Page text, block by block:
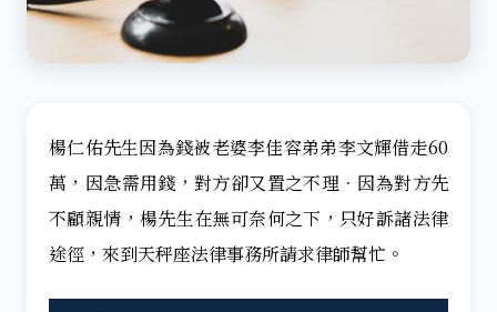
楊仁佑先生因為錢被老婆李佳容弟弟李文輝借走60
萬，因急需用錢，對方卻又置之不理．因為對方先
不顧親情，楊先生在無可奈何之下，只好訴諸法律
途徑，來到天秤座法律事務所請求律師幫忙。